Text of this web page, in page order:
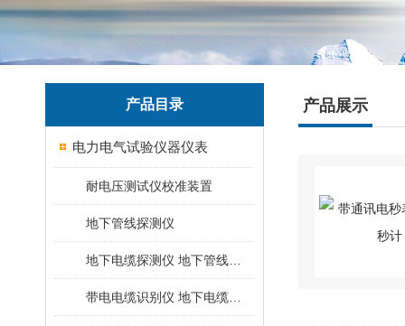
产品目录
电力电气试验仪器仪表
耐电压测试仪校准装置
地下管线探测仪
产品展示